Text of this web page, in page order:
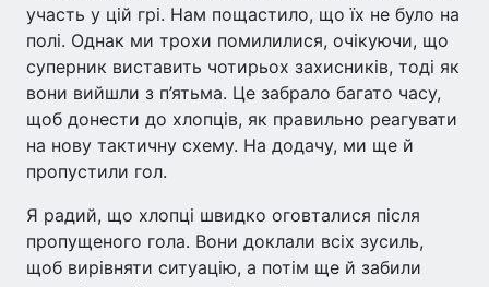
участь у цій грі. Нам пощастило, що їх не було на
полі. Однак ми трохи помилилися, очікуючи, що
суперник виставить чотирьох захисників, тоді як
вони вийшли з п’ятьма. Це забрало багато часу,
щоб донести до хлопців, як правильно реагувати
на нову тактичну схему. На додачу, ми ще й
пропустили гол.
Я радий, що хлопці швидко оговталися після
пропущеного гола. Вони доклали всіх зусиль,
щоб вирівняти ситуацію, а потім ще й забили